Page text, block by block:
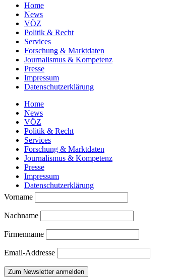
Home
News
VÖZ
Politik & Recht
Services
Forschung & Marktdaten
Journalismus & Kompetenz
Presse
Impressum
Datenschutzerklärung
Home
News
VÖZ
Politik & Recht
Services
Forschung & Marktdaten
Journalismus & Kompetenz
Presse
Impressum
Datenschutzerklärung
Vorname
Nachname
Firmenname
Email-Addresse